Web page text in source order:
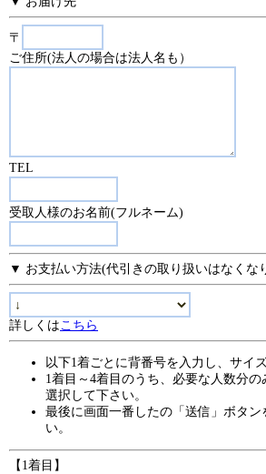
〒
ご住所(法人の場合は法人名も）
TEL
受取人様のお名前(フルネーム)
▼ お支払い方法(代引きの取り扱いはなくな
詳しくはこちら
以下1着ごとに背番号を入力し、サイ
1着目～4着目のうち、必要な人数分の
選択して下さい。
最後に画面一番したの「送信」ボタン
い。
【1着目】